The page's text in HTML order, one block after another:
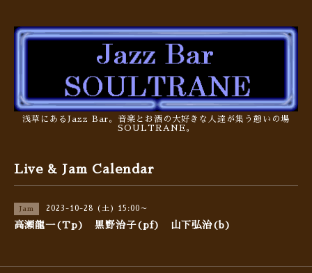
浅草にあるJazz Bar。音楽とお酒の大好きな人達が集う憩いの場
SOULTRANE。
Live & Jam Calendar
Jam 2023-10-28 (土) 15:00～
高瀬龍一(Tp) 黒野治子(pf) 山下弘治(b)